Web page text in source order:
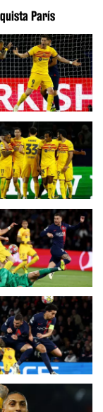
París